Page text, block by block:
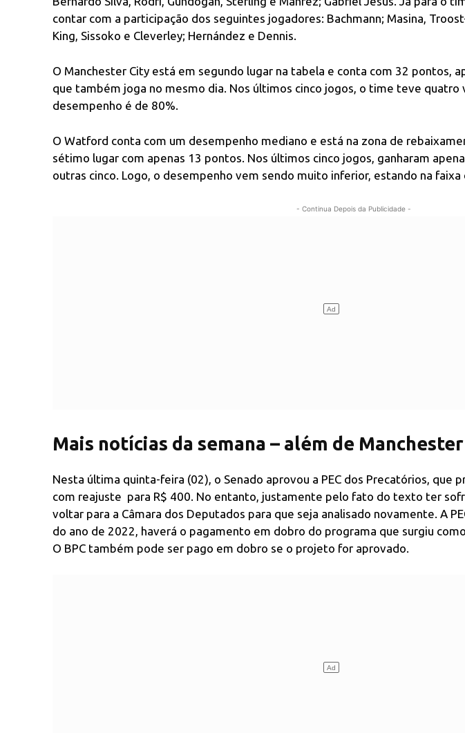
contar com a participação dos seguintes jogadores: Bachmann; Masina,
King, Sissoko e Cleverley; Hernández e Dennis.
O Manchester City está em segundo lugar na tabela e conta com 32 pontos,
que também joga no mesmo dia. Nos últimos cinco jogos, o time teve quatro
desempenho é de 80%.
O Watford conta com um desempenho mediano e está na zona de
sétimo lugar com apenas 13 pontos. Nos últimos cinco jogos, ganharam
outras cinco. Logo, o desempenho vem sendo muito inferior, estando na faixa
- Continua Depois da Publicidade -
Mais notícias da semana – além de
Nesta última quinta-feira (02), o Senado aprovou a PEC dos Precatórios, que
com reajuste para R$ 400. No entanto, justamente pelo fato do texto ter
voltar para a Câmara dos Deputados para que seja analisado novamente. A
do ano de 2022, haverá o pagamento em dobro do programa que surgiu
O BPC também pode ser pago em dobro se o projeto for aprovado.